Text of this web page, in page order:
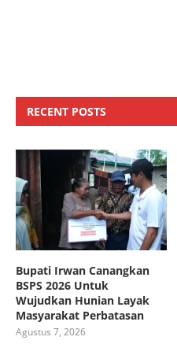
RECENT POSTS
Bupati Irwan Canangkan
BSPS 2026 Untuk
Wujudkan Hunian Layak
Masyarakat Perbatasan
Agustus 7, 2026